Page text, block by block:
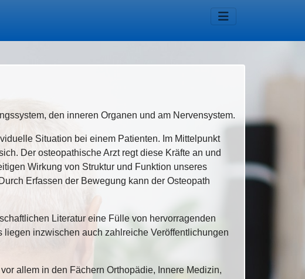
den inneren Organen und am Nervensystem.
Situation bei einem Patienten. Im Mittelpunkt
Der osteopathische Arzt regt diese Kräfte an und
Wirkung von Struktur und Funktion unseres
Erfassen der Bewegung kann der Osteopath
Literatur eine Fülle von hervorragenden
inzwischen auch zahlreiche Veröffentlichungen
allem in den Fächern Orthopädie, Innere Medizin,